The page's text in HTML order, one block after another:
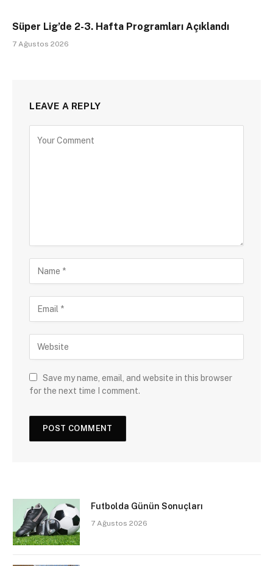
Süper Lig’de 2-3. Hafta Programları Açıklandı
7 Ağustos 2026
LEAVE A REPLY
Save my name, email, and website in this browser
for the next time I comment.
Futbolda Günün Sonuçları
7 Ağustos 2026